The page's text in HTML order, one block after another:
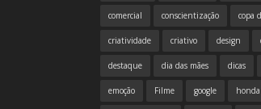
comercial conscientização copa
criatividade criativo design
destaque dia das mães dicas
emoção Filme google honda